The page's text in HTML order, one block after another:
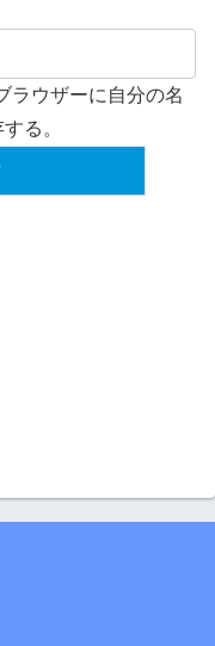
ラウザーに自分の名
る。